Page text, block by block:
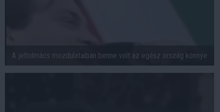
A jeltolmács mozdulataiban benne volt az egész ország könnye